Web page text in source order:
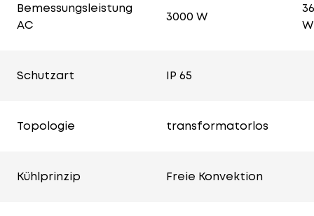
Bemessungsleistung
AC
3000 W
W
Schutzart IP 65
Topologie transformatorlos
Kühlprinzip Freie Konvektion